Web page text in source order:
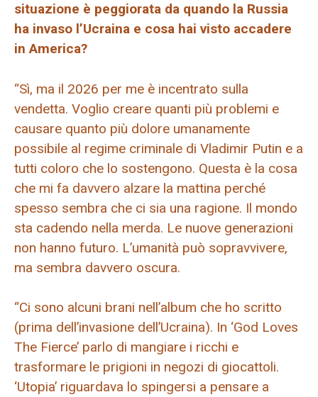
situazione è peggiorata da quando la Russia
ha invaso l’Ucraina e cosa hai visto accadere
in America?
“Sì, ma il 2026 per me è incentrato sulla
vendetta. Voglio creare quanti più problemi e
causare quanto più dolore umanamente
possibile al regime criminale di Vladimir Putin e a
tutti coloro che lo sostengono. Questa è la cosa
che mi fa davvero alzare la mattina perché
spesso sembra che ci sia una ragione. Il mondo
sta cadendo nella merda. Le nuove generazioni
non hanno futuro. L’umanità può sopravvivere,
ma sembra davvero oscura.
“Ci sono alcuni brani nell’album che ho scritto
(prima dell’invasione dell’Ucraina). In ‘God Loves
The Fierce’ parlo di mangiare i ricchi e
trasformare le prigioni in negozi di giocattoli.
‘Utopia’ riguardava lo spingersi a pensare a